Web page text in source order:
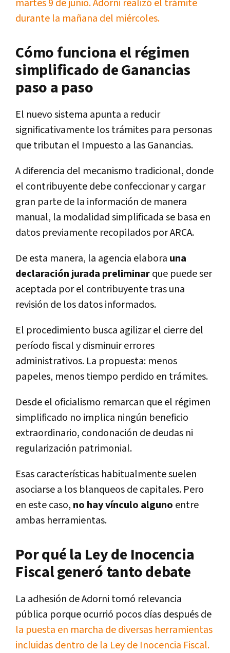
martes 9 de junio. Adorni realizó el trámite
durante la mañana del miércoles.
Cómo funciona el régimen
simplificado de Ganancias
paso a paso
El nuevo sistema apunta a reducir
significativamente los trámites para personas
que tributan el Impuesto a las Ganancias.
A diferencia del mecanismo tradicional, donde
el contribuyente debe confeccionar y cargar
gran parte de la información de manera
manual, la modalidad simplificada se basa en
datos previamente recopilados por ARCA.
De esta manera, la agencia elabora una
declaración jurada preliminarque puede ser
aceptada por el contribuyente tras una
revisión de los datos informados.
El procedimiento busca agilizar el cierre del
período fiscal y disminuir errores
administrativos. La propuesta: menos
papeles, menos tiempo perdido en trámites.
Desde el oficialismo remarcan que el régimen
simplificado no implica ningún beneficio
extraordinario, condonación de deudas ni
regularización patrimonial.
Esas características habitualmente suelen
asociarse a los blanqueos de capitales. Pero
en este caso, no hay vínculo alguno entre
ambas herramientas.
Por qué la Ley de Inocencia
Fiscal generó tanto debate
La adhesión de Adorni tomó relevancia
pública porque ocurrió pocos días después de
la puesta en marcha de diversas herramientas
incluidas dentro de la Ley de Inocencia Fiscal.